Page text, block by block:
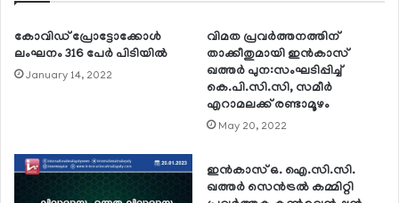
കോവിഡ് പ്രോട്ടോക്കോള്‍
ലംഘനം 316 പേര്‍ പിടിയില്‍
January 14, 2022
വിമത പ്രവര്‍ത്തനത്തിന്
താക്കീതുമായി ഇന്‍കാസ്
ഖത്തര്‍ പുന:സംഘടിപ്പിച്ച്
കെ.പി.സി.സി, സമീര്‍
എറാമലക്ക് രണ്ടാമൂഴം
May 20, 2022
ഇന്‍കാസ് ഒ. ഐ.സി.സി.
ഖത്തര്‍ സെന്‍ട്രല്‍ കമ്മിറ്റി